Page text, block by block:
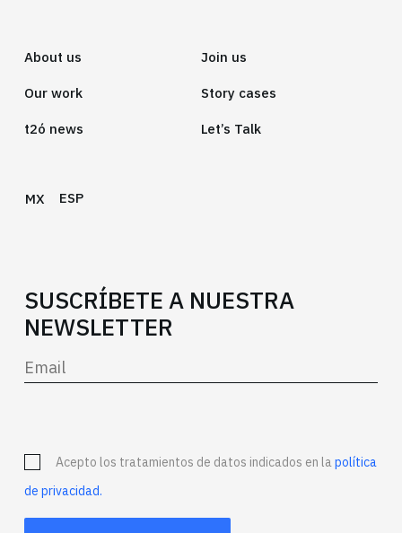
About us
Our work
t2ó news
MX ESP
Join us
Story cases
Let’s Talk
SUSCRÍBETE A NUESTRA
NEWSLETTER
Acepto los tratamientos de datos indicados en lapolítica
de privacidad.